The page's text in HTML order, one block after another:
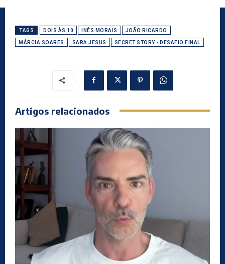
TAGS DOIS ÀS 10 INÊS MORAIS JOÃO RICARDO
MÁRCIA SOARES SARA JESUS SECRET STORY - DESAFIO FINAL
Artigos relacionados